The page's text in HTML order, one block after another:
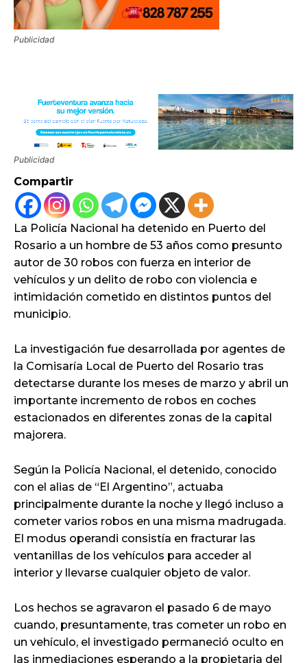
Publicidad
Publicidad
Compartir
La Policía Nacional ha detenido en Puerto del
Rosario a un hombre de 53 años como presunto
autor de 30 robos con fuerza en interior de
vehículos y un delito de robo con violencia e
intimidación cometido en distintos puntos del
municipio.
La investigación fue desarrollada por agentes de
la Comisaría Local de Puerto del Rosario tras
detectarse durante los meses de marzo y abril un
importante incremento de robos en coches
estacionados en diferentes zonas de la capital
majorera.
Según la Policía Nacional, el detenido, conocido
con el alias de “El Argentino”, actuaba
principalmente durante la noche y llegó incluso a
cometer varios robos en una misma madrugada.
El modus operandi consistía en fracturar las
ventanillas de los vehículos para acceder al
interior y llevarse cualquier objeto de valor.
Los hechos se agravaron el pasado 6 de mayo
cuando, presuntamente, tras cometer un robo en
un vehículo, el investigado permaneció oculto en
las inmediaciones esperando a la propietaria del